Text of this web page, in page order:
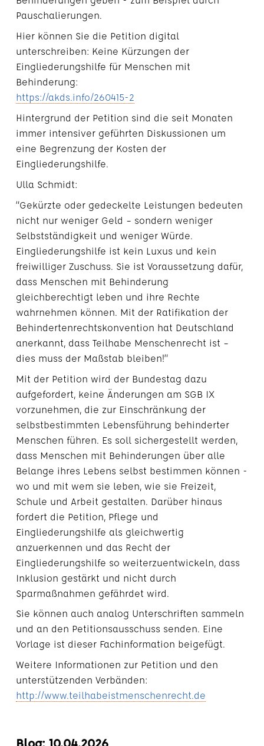
Pauschalierungen.
Hier können Sie die Petition digital
unterschreiben: Keine Kürzungen der
Eingliederungshilfe für Menschen mit
Behinderung:
https://akds.info/260415-2
Hintergrund der Petition sind die seit Monaten
immer intensiver geführten Diskussionen um
eine Begrenzung der Kosten der
Eingliederungshilfe.
Ulla Schmidt:
“Gekürzte oder gedeckelte Leistungen bedeuten
nicht nur weniger Geld – sondern weniger
Selbstständigkeit und weniger Würde.
Eingliederungshilfe ist kein Luxus und kein
freiwilliger Zuschuss. Sie ist Voraussetzung dafür,
dass Menschen mit Behinderung
gleichberechtigt leben und ihre Rechte
wahrnehmen können. Mit der Ratifikation der
Behindertenrechtskonvention hat Deutschland
anerkannt, dass Teilhabe Menschenrecht ist –
dies muss der Maßstab bleiben!”
Mit der Petition wird der Bundestag dazu
aufgefordert, keine Änderungen am SGB IX
vorzunehmen, die zur Einschränkung der
selbstbestimmten Lebensführung behinderter
Menschen führen. Es soll sichergestellt werden,
dass Menschen mit Behinderungen über alle
Belange ihres Lebens selbst bestimmen können -
wo und mit wem sie leben, wie sie Freizeit,
Schule und Arbeit gestalten. Darüber hinaus
fordert die Petition, Pflege und
Eingliederungshilfe als gleichwertig
anzuerkennen und das Recht der
Eingliederungshilfe so weiterzuentwickeln, dass
Inklusion gestärkt und nicht durch
Sparmaßnahmen gefährdet wird.
Sie können auch analog Unterschriften sammeln
und an den Petitionsausschuss senden. Eine
Vorlage ist dieser Fachinformation beigefügt.
Weitere Informationen zur Petition und den
unterstützenden Verbänden:
http://www.teilhabeistmenschenrecht.de
Blog: 10.04.2026